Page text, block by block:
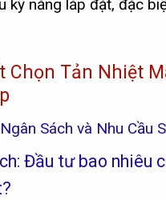
kỹ năng lắp đặt, đặc
Chọn Tản Nhiệt
Sách và Nhu Cầu
Đầu tư bao nhiêu